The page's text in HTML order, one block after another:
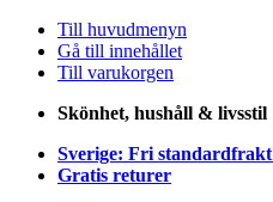
Till huvudmenyn
Gå till innehållet
Till varukorgen
Skönhet, hushåll & livsstil
Sverige: Fri standardfrakt
Gratis returer